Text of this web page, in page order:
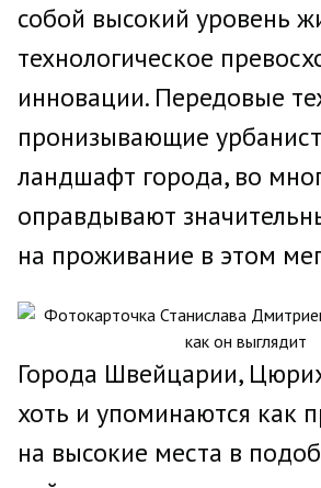
собой высокий уровень
технологическое
инновации. Передовые
пронизывающие
ландшафт города, во
оправдывают
на проживание в этом
Города Швейцарии,
хоть и упоминаются как
на высокие места в